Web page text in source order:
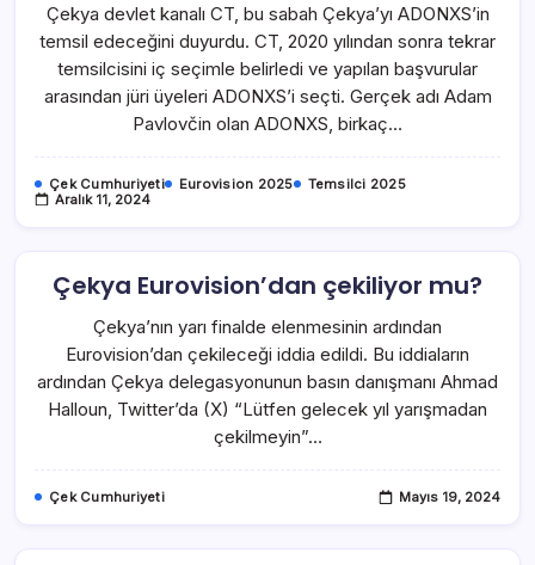
Çekya devlet kanalı CT, bu sabah Çekya’yı ADONXS’in
temsil edeceğini duyurdu. CT, 2020 yılından sonra tekrar
temsilcisini iç seçimle belirledi ve yapılan başvurular
arasından jüri üyeleri ADONXS’i seçti. Gerçek adı Adam
Pavlovčin olan ADONXS, birkaç…
Çek Cumhuriyeti Eurovision 2025
Temsilci 2025
Aralık 11, 2024
Çekya Eurovision’dan çekiliyor mu?
Çekya’nın yarı finalde elenmesinin ardından
Eurovision’dan çekileceği iddia edildi. Bu iddiaların
ardından Çekya delegasyonunun basın danışmanı Ahmad
Halloun, Twitter’da (X) “Lütfen gelecek yıl yarışmadan
çekilmeyin”…
Çek Cumhuriyeti Mayıs 19, 2024